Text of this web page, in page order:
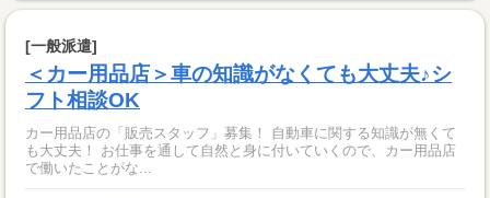
[一般派遣]
＜カー用品店＞車の知識がなくても大丈夫♪シ
フト相談OK
カー用品店の「販売スタッフ」募集！ 自動車に関する知識が無くて
も大丈夫！ お仕事を通して自然と身に付いていくので、カー用品店
で働いたことがな...